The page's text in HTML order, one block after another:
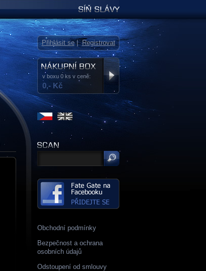
Obchodní podmínky
Bezpečnost a ochrana
osobních údajů
Odstoupení od smlouvy
v boxu 0 ks v ceně:
0,- Kč
Přihlásit se|Registrovat
Síň slávy